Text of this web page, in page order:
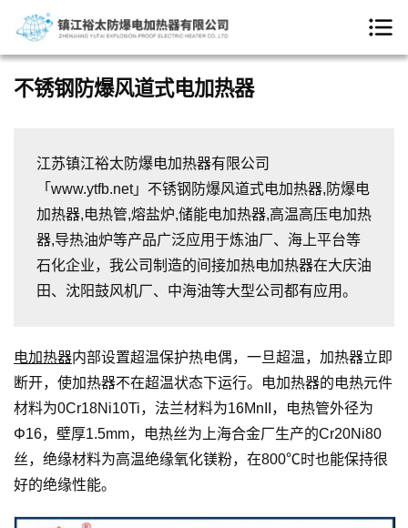
不锈钢防爆风道式电加热器
江苏镇江裕太防爆电加热器有限公司
「www.ytfb.net」不锈钢防爆风道式电加热器,防爆电
加热器,电热管,熔盐炉,储能电加热器,高温高压电加热
器,导热油炉等产品广泛应用于炼油厂、海上平台等
石化企业，我公司制造的间接加热电加热器在大庆油
田、沈阳鼓风机厂、中海油等大型公司都有应用。
电加热器内部设置超温保护热电偶，一旦超温，加热器立即
断开，使加热器不在超温状态下运行。电加热器的电热元件
材料为0Cr18Ni10Ti，法兰材料为16MnII，电热管外径为
Φ16，壁厚1.5mm，电热丝为上海合金厂生产的Cr20Ni80
丝，绝缘材料为高温绝缘氧化镁粉，在800℃时也能保持很
好的绝缘性能。